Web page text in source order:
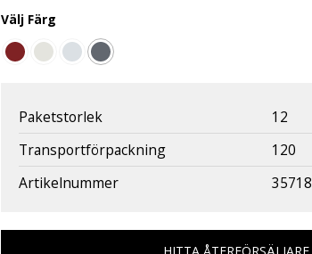
Välj Färg
Paketstorlek
12
Transportförpackning
120
Artikelnummer
35718